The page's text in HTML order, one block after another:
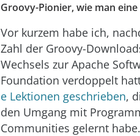
Groovy-Pionier, wie man
Vor kurzem habe ich,
Zahl der Groovy-
Wechsels zur Apache
Foundation verdoppelt
e Lektionen geschrieben,
den Umgang mit
Communities gelernt